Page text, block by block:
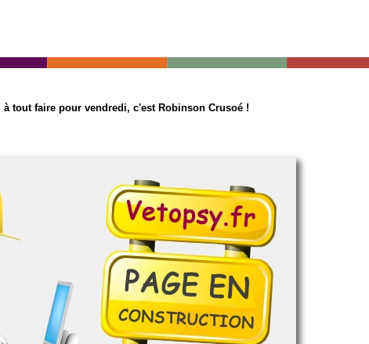
tout faire pour vendredi, c'est Robinson Crusoé !